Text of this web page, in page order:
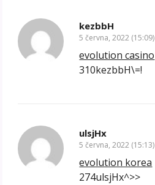
kezbbH
5 června, 2022 (15:09)
evolution casino
310kezbbH\=!
ulsjHx
5 června, 2022 (15:13)
evolution korea
274ulsjHx^>>